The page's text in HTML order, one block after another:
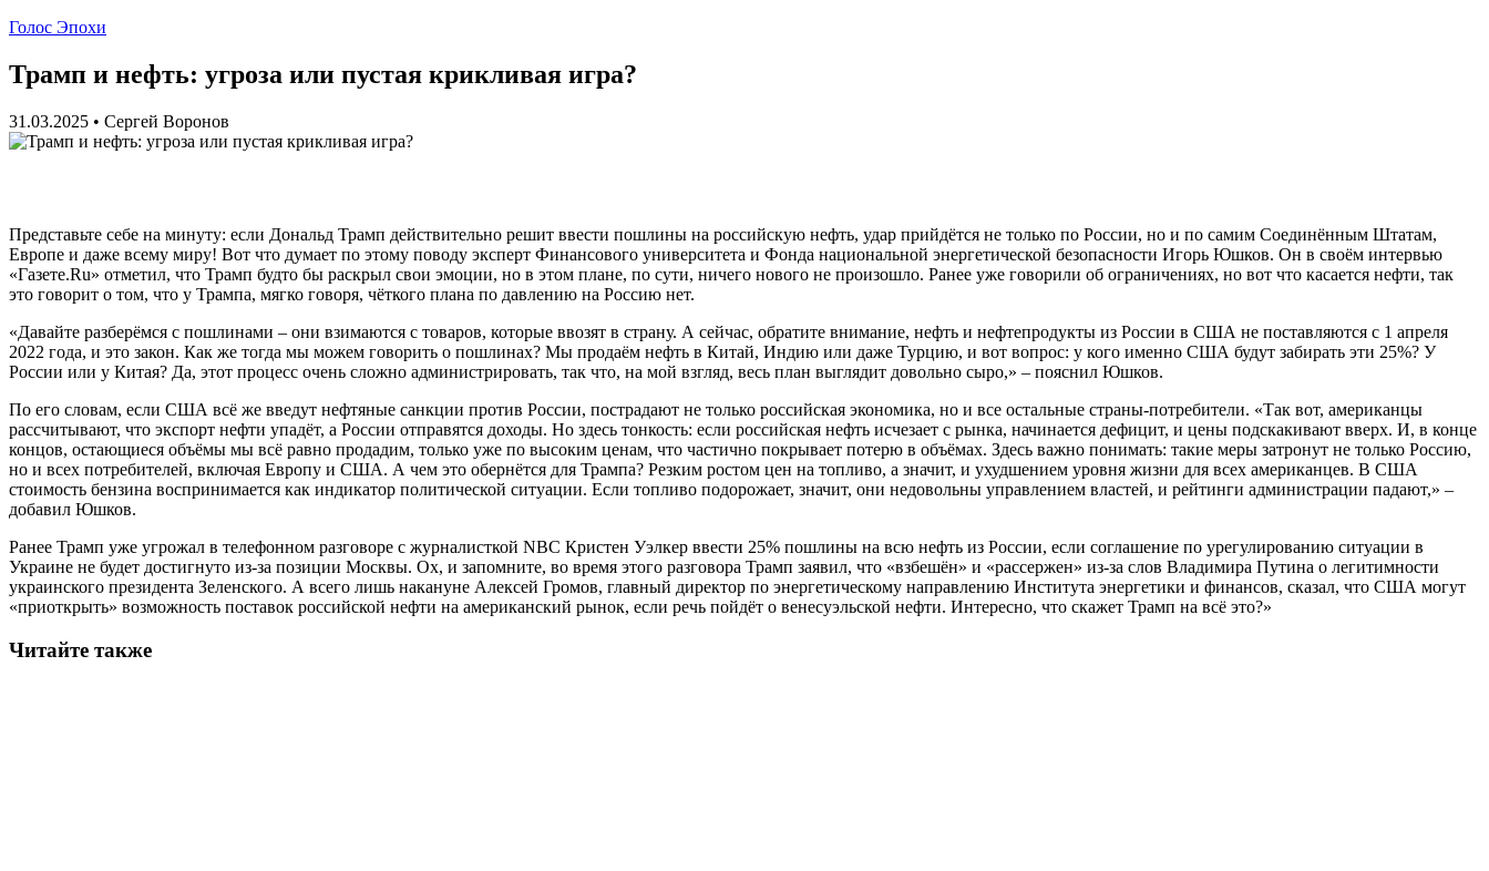
Голос Эпохи
Трамп и нефть: угроза или пустая крикливая игра?
31.03.2025 • Сергей Воронов
Представьте себе на минуту: если Дональд Трамп действительно решит ввести пошлины на российскую нефть, удар прийдётся не только по России, но и по самим Соединённым Штатам,
Европе и даже всему миру! Вот что думает по этому поводу эксперт Финансового университета и Фонда национальной энергетической безопасности Игорь Юшков. Он в своём интервью
«Газете.Ru» отметил, что Трамп будто бы раскрыл свои эмоции, но в этом плане, по сути, ничего нового не произошло. Ранее уже говорили об ограничениях, но вот что касается нефти, так
это говорит о том, что у Трампа, мягко говоря, чёткого плана по давлению на Россию нет.
«Давайте разберёмся с пошлинами – они взимаются с товаров, которые ввозят в страну. А сейчас, обратите внимание, нефть и нефтепродукты из России в США не поставляются с 1 апреля
2022 года, и это закон. Как же тогда мы можем говорить о пошлинах? Мы продаём нефть в Китай, Индию или даже Турцию, и вот вопрос: у кого именно США будут забирать эти 25%? У
России или у Китая? Да, этот процесс очень сложно администрировать, так что, на мой взгляд, весь план выглядит довольно сыро,» – пояснил Юшков.
По его словам, если США всё же введут нефтяные санкции против России, пострадают не только российская экономика, но и все остальные страны-потребители. «Так вот, американцы
рассчитывают, что экспорт нефти упадёт, а России отправятся доходы. Но здесь тонкость: если российская нефть исчезает с рынка, начинается дефицит, и цены подскакивают вверх. И, в конце
концов, остающиеся объёмы мы всё равно продадим, только уже по высоким ценам, что частично покрывает потерю в объёмах. Здесь важно понимать: такие меры затронут не только Россию,
но и всех потребителей, включая Европу и США. А чем это обернётся для Трампа? Резким ростом цен на топливо, а значит, и ухудшением уровня жизни для всех американцев. В США
стоимость бензина воспринимается как индикатор политической ситуации. Если топливо подорожает, значит, они недовольны управлением властей, и рейтинги администрации падают,» –
добавил Юшков.
Ранее Трамп уже угрожал в телефонном разговоре с журналисткой NBC Кристен Уэлкер ввести 25% пошлины на всю нефть из России, если соглашение по урегулированию ситуации в
Украине не будет достигнуто из-за позиции Москвы. Ох, и запомните, во время этого разговора Трамп заявил, что «взбешён» и «рассержен» из-за слов Владимира Путина о легитимности
украинского президента Зеленского. А всего лишь накануне Алексей Громов, главный директор по энергетическому направлению Института энергетики и финансов, сказал, что США могут
«приоткрыть» возможность поставок российской нефти на американский рынок, если речь пойдёт о венесуэльской нефти. Интересно, что скажет Трамп на всё это?»
Читайте также